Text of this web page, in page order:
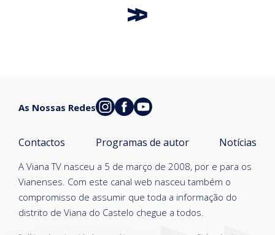
A Viana TV nasceu a 5 de março de 2008, por e para os
Vianenses. Com este canal web nasceu também o
compromisso de assumir que toda a informação do
distrito de Viana do Castelo chegue a todos.
Contactos Programas de autor Notícias
As Nossas Redes